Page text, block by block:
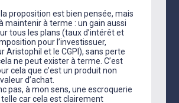
proposition est bien pensée, mais
maintenir à terme : un gain aussi
tous les plans (taux d’intérêt et
pour l’investissuer,
Aristophil et le CGPI), sans perte
ne peut exister à terme. C’est
cela que c’est un produit non
d’achat.
pas, à mon sens, une escroquerie
car cela est clairement